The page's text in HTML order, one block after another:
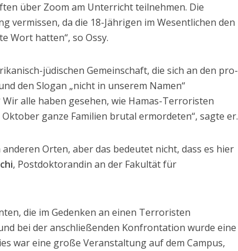
über Zoom am Unterricht teilnehmen. Die
vermissen, da die 18-Jährigen im Wesentlichen den
Wort hatten“, so Ossy.
jüdischen Gemeinschaft, die sich an den pro-
den Slogan „nicht in unserem Namen“
alle haben gesehen, wie Hamas-Terroristen
Oktober ganze Familien brutal ermordeten“, sagte er.
Orten, aber das bedeutet nicht, dass es hier
, Postdoktorandin an der Fakultät für
die im Gedenken an einen Terroristen
bei der anschließenden Konfrontation wurde eine
war eine große Veranstaltung auf dem Campus,